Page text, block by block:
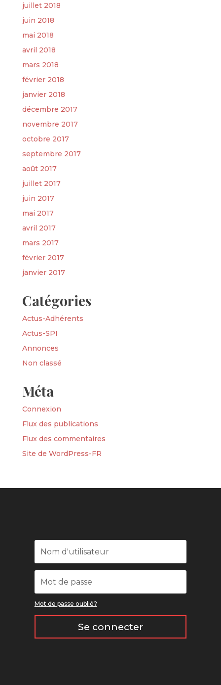
juillet 2018
juin 2018
mai 2018
avril 2018
mars 2018
février 2018
janvier 2018
décembre 2017
novembre 2017
octobre 2017
septembre 2017
août 2017
juillet 2017
juin 2017
mai 2017
avril 2017
mars 2017
février 2017
janvier 2017
Catégories
Actus-Adhérents
Actus-SPI
Annonces
Non classé
Méta
Connexion
Flux des publications
Flux des commentaires
Site de WordPress-FR
Mot de passe oublié?
Se connecter